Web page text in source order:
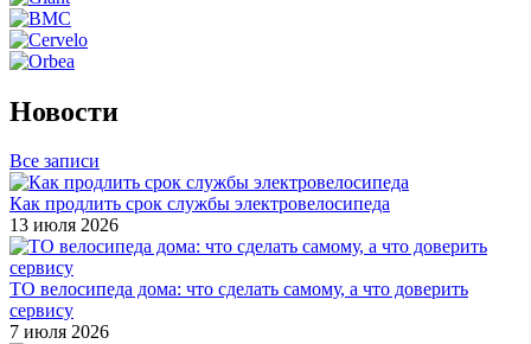
Новости
Все записи
Как продлить срок службы электровелосипеда
13 июля 2026
ТО велосипеда дома: что сделать самому, а что доверить
сервису
7 июля 2026